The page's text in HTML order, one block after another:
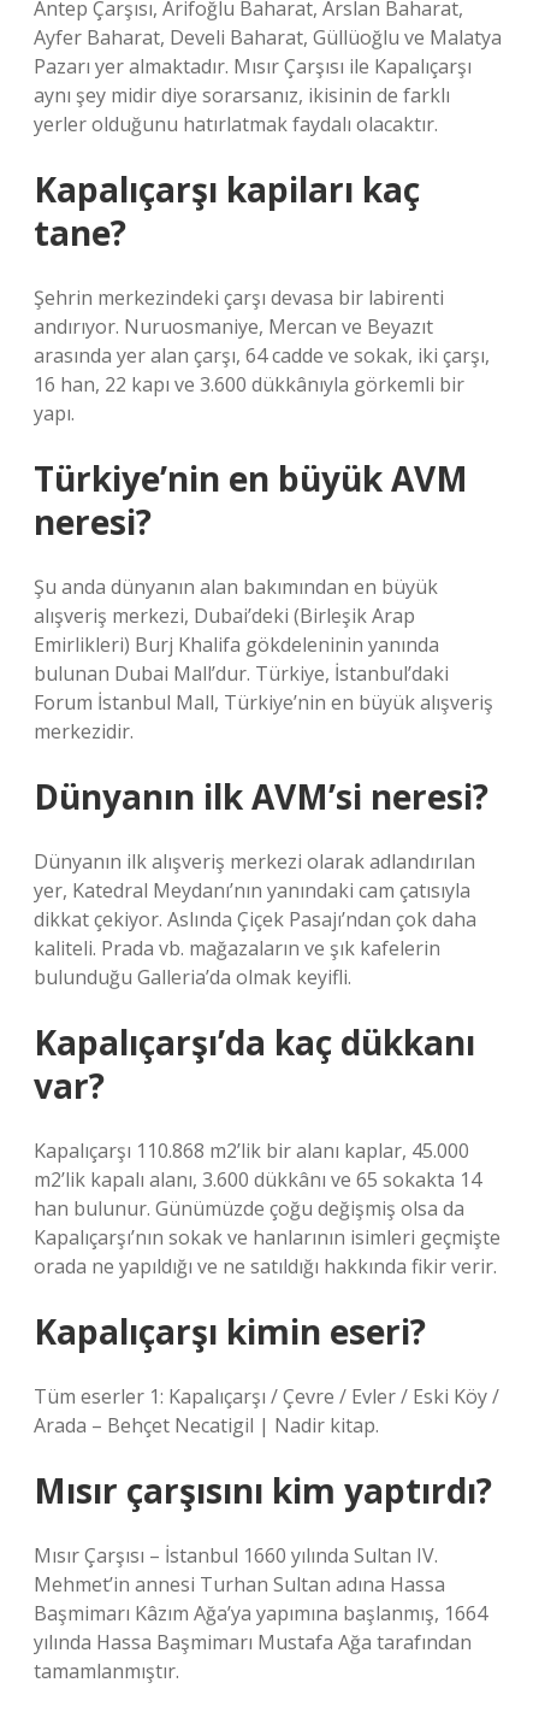
Antep Çarşısı, Arifoğlu Baharat, Arslan Baharat,
Ayfer Baharat, Develi Baharat, Güllüoğlu ve Malatya
Pazarı yer almaktadır. Mısır Çarşısı ile Kapalıçarşı
aynı şey midir diye sorarsanız, ikisinin de farklı
yerler olduğunu hatırlatmak faydalı olacaktır.
Kapalıçarşı kapiları kaç
tane?
Şehrin merkezindeki çarşı devasa bir labirenti
andırıyor. Nuruosmaniye, Mercan ve Beyazıt
arasında yer alan çarşı, 64 cadde ve sokak, iki çarşı,
16 han, 22 kapı ve 3.600 dükkânıyla görkemli bir
yapı.
Türkiye’nin en büyük AVM
neresi?
Şu anda dünyanın alan bakımından en büyük
alışveriş merkezi, Dubai’deki (Birleşik Arap
Emirlikleri) Burj Khalifa gökdeleninin yanında
bulunan Dubai Mall’dur. Türkiye, İstanbul’daki
Forum İstanbul Mall, Türkiye’nin en büyük alışveriş
merkezidir.
Dünyanın ilk AVM’si neresi?
Dünyanın ilk alışveriş merkezi olarak adlandırılan
yer, Katedral Meydanı’nın yanındaki cam çatısıyla
dikkat çekiyor. Aslında Çiçek Pasajı’ndan çok daha
kaliteli. Prada vb. mağazaların ve şık kafelerin
bulunduğu Galleria’da olmak keyifli.
Kapalıçarşı’da kaç dükkanı
var?
Kapalıçarşı 110.868 m2’lik bir alanı kaplar, 45.000
m2’lik kapalı alanı, 3.600 dükkânı ve 65 sokakta 14
han bulunur. Günümüzde çoğu değişmiş olsa da
Kapalıçarşı’nın sokak ve hanlarının isimleri geçmişte
orada ne yapıldığı ve ne satıldığı hakkında fikir verir.
Kapalıçarşı kimin eseri?
Tüm eserler 1: Kapalıçarşı / Çevre / Evler / Eski Köy /
Arada – Behçet Necatigil | Nadir kitap.
Mısır çarşısını kim yaptırdı?
Mısır Çarşısı – İstanbul 1660 yılında Sultan IV.
Mehmet’in annesi Turhan Sultan adına Hassa
Başmimarı Kâzım Ağa’ya yapımına başlanmış, 1664
yılında Hassa Başmimarı Mustafa Ağa tarafından
tamamlanmıştır.